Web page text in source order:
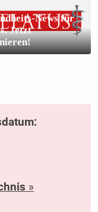
News für
Jetzt
»